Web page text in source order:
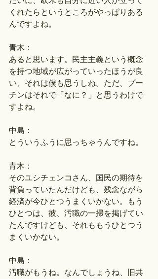
くれたらというところがやっぱりある
んですよね。
青木：
あると思います。民主主義という概念
を持つ地域が広がっていったほうが良
い、それは僕も思うしね。ただ、プー
チンはそれで「なに？」と思うわけで
すよね。
中島：
とういうふうに思っちゃうんですね。
青木：
そのユシチェンコさん、国民の期待を
背負っていたんだけども、残念ながら
経済が今ひとつうまくいかない。もう
ひとつは、彼、汚職の一掃を掲げてい
たんですけども、それももうひとつう
まくいかない。
中島：
汚職がもうね。なんでしょうね、旧共